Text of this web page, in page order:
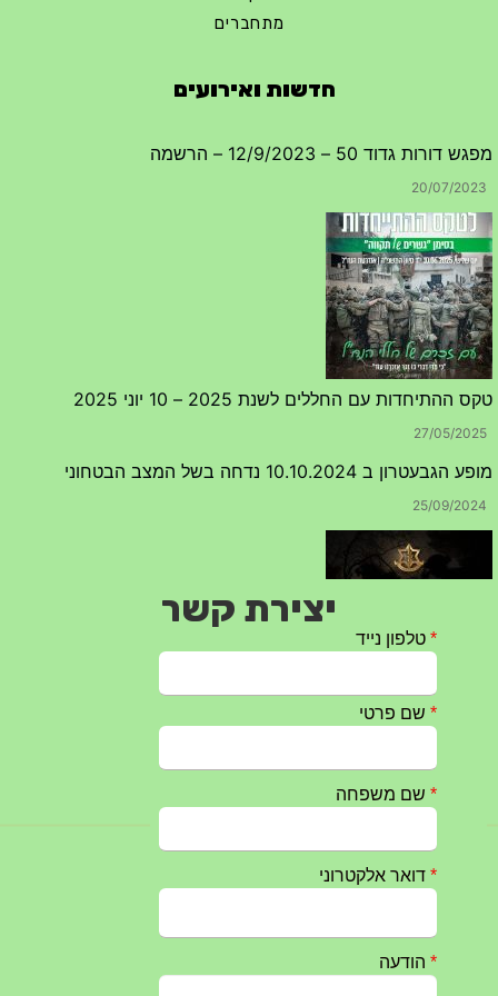
מתחברים
חדשות ואירועים
מפגש דורות גדוד 50 – 12/9/2023 – הרשמה
20/07/2023
טקס ההתיחדות עם החללים לשנת 2025 – 10 יוני 2025
27/05/2025
מופע הגבעטרון ב 10.10.2024 נדחה בשל המצב הבטחוני
25/09/2024
חרבות ברזל – הודעה 1 – 14.10.2023
טקס ההתיחדות השנתי 2023 נערך ב 5/9/2023 באנדרטה
יצירת קשר